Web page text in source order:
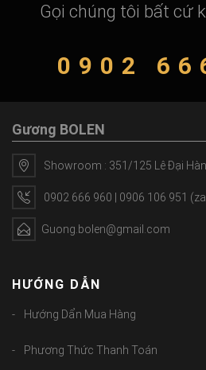
Gọi chúng tôi bất cứ
0902
Gương BOLEN
Showroom : 351/125 Lê Đại
0902 666 960 | 0906 106 951
Guong.bolen@gmail.com
HƯỚNG DẪN
Hướng Dẩn Mua Hàng
Phương Thức Thanh Toán